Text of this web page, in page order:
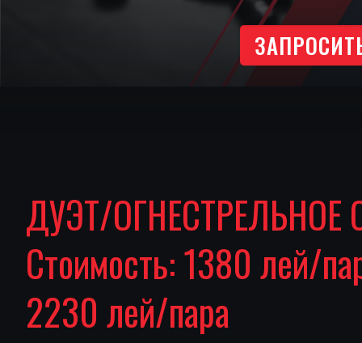
ДУЭТ/ОГНЕСТРЕЛЬНОЕ
Стоимость: 1380 лей/
2230 лей/пара